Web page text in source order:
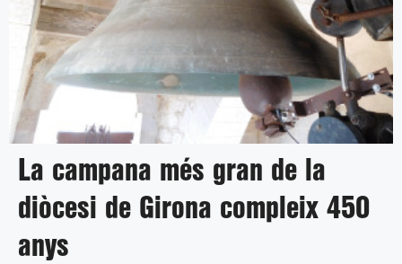
La campana més gran de la
diòcesi de Girona compleix 450
anys